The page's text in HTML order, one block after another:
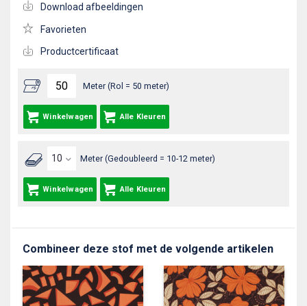
Meter (Rol = 50 meter)
Winkelwagen Alle Kleuren
Meter (Gedoubleerd = 10-12 meter)
Winkelwagen Alle Kleuren
Download afbeeldingen
Favorieten
Productcertificaat
Combineer deze stof met de volgende artikelen